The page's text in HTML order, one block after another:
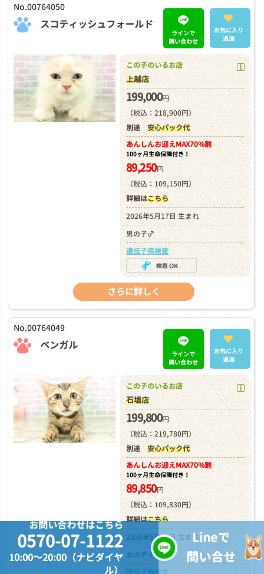
No.00764050
スコティッシュフォールド
ラインで
問い合わせ
お気に入り
追加
この子のいるお店
上越店
199,000円
（税込：218,900円）
別途 安心パック代
あんしんお迎えMAX70%割
100ヶ月生命保障付き！
89,250円
（税込：109,150円）
詳細はこちら
2026年5月17日 生まれ
男の子♂
遺伝子病検査
さらに詳しく
No.00764049
ベンガル
ラインで
問い合わせ
お気に入り
追加
この子のいるお店
石垣店
199,800円
（税込：219,780円）
別途 安心パック代
あんしんお迎えMAX70%割
100ヶ月生命保障付き！
89,850円
（税込：109,830円）
詳細はこちら
2026年5月15日 生まれ
女の子♀
遺伝子病検査
お問い合わせはこちら
0570-07-1122
10:00～20:00（ナビダイヤ
ル）
Lineで
問い合せ